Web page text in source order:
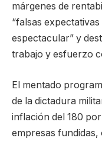
márgenes de
“falsas
espectacular” y
trabajo y esfuerzo
El mentado
de la dictadura
inflación del 180
empresas